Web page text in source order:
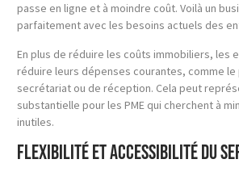
passe en ligne et à moindre coût. Voilà un
parfaitement avec les besoins actuels des
En plus de réduire les coûts immobiliers, les
réduire leurs dépenses courantes, comme le
secrétariat ou de réception. Cela peut
substantielle pour les PME qui cherchent à
inutiles.
Flexibilité et accessibilité du